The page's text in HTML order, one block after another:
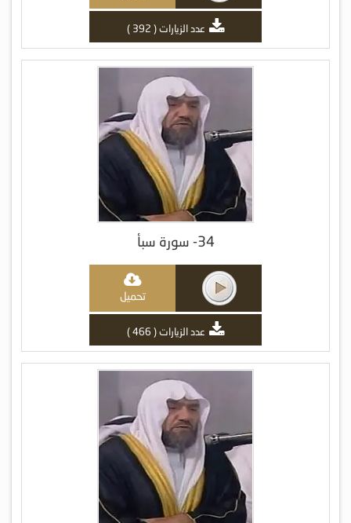
عدد الزيارات ( 392 )
34- سورة سبأ
تحميل
عدد الزيارات ( 466 )